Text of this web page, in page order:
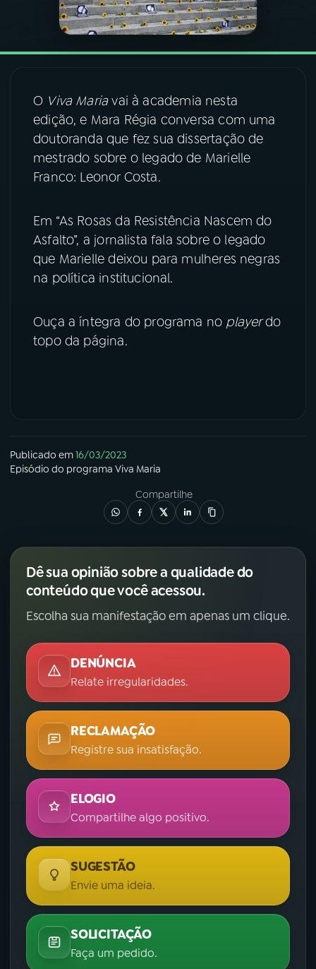
VIDEOCASTS
08FESTIVAL DE MÚSICA
ACOMPANHE A RÁDIO NACIONAL
Instagram X
TikTok
O Viva Mariavai à academia nesta
edição, e Mara Régia conversa com uma
doutoranda que fez sua dissertação de
mestrado sobre o legado de Marielle
Franco: Leonor Costa.
Em “As Rosas da Resistência Nascem do
Asfalto”, a jornalista fala sobre o legado
que Marielle deixou para mulheres negras
na política institucional.
Ouça a íntegra do programa no playerdo
topo da página.
Publicado em16/03/2023
Episódio do programa Viva Maria
Compartilhe
Dê sua opinião sobre a qualidade do
conteúdo que você acessou.
Escolha sua manifestação em apenas um clique.
DENÚNCIA
Relate irregularidades.
RECLAMAÇÃO
Registre sua insatisfação.
ELOGIO
Compartilhe algo positivo.
SUGESTÃO
Envie uma ideia.
SOLICITAÇÃO
Faça um pedido.